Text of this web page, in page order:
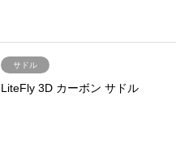
サドル
LiteFly 3D カーボン サドル